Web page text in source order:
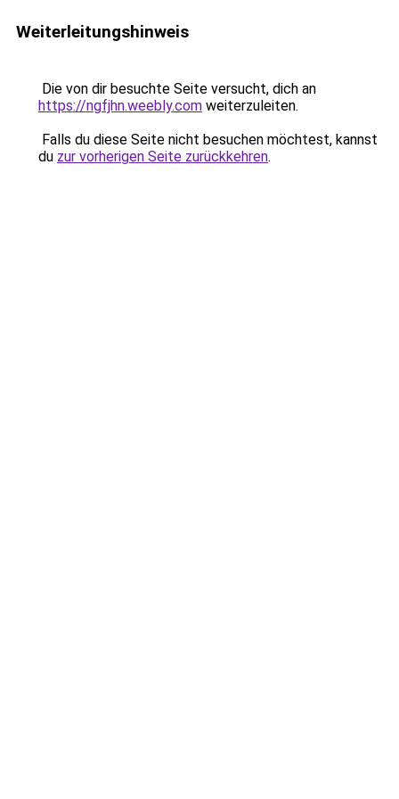
Weiterleitungshinweis
Die von dir besuchte Seite versucht, dich an
https://ngfjhn.weebly.com weiterzuleiten.
Falls du diese Seite nicht besuchen möchtest, kannst
du zur vorherigen Seite zurückkehren.